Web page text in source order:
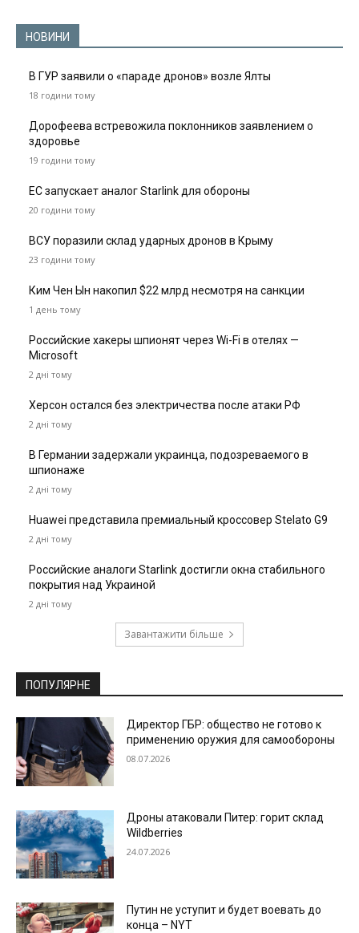
НОВИНИ
В ГУР заявили о «параде дронов» возле Ялты
18 години тому
Дорофеева встревожила поклонников заявлением о
здоровье
19 години тому
ЕС запускает аналог Starlink для обороны
20 години тому
ВСУ поразили склад ударных дронов в Крыму
23 години тому
Ким Чен Ын накопил $22 млрд несмотря на санкции
1 день тому
Российские хакеры шпионят через Wi-Fi в отелях —
Microsoft
2 дні тому
Херсон остался без электричества после атаки РФ
2 дні тому
В Германии задержали украинца, подозреваемого в
шпионаже
2 дні тому
Huawei представила премиальный кроссовер Stelato G9
2 дні тому
Российские аналоги Starlink достигли окна стабильного
покрытия над Украиной
2 дні тому
Завантажити більше
ПОПУЛЯРНЕ
Директор ГБР: общество не готово к
применению оружия для самообороны
08.07.2026
Дроны атаковали Питер: горит склад
Wildberries
24.07.2026
Путин не уступит и будет воевать до
конца – NYT